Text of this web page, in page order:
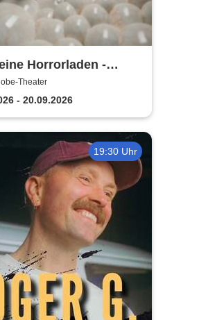
Horrorladen -
Alte Post und
Neuss
Theater
- 20.09.2026
19:30 Uhr